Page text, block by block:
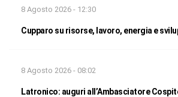
8 Agosto 2026 - 12:30
Cupparo su risorse, lavoro, energia e
8 Agosto 2026 - 08:02
Latronico: auguri all’Ambasciatore